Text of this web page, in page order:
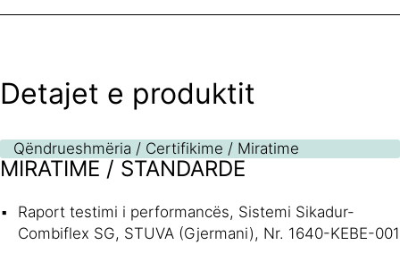
Detajet e produktit
Qëndrueshmëria / Certifikime / Miratime
MIRATIME / STANDARDE
Raport testimi i performancës, Sistemi Sikadur-
Combiflex SG, STUVA (Gjermani), Nr. 1640-KEBE-001